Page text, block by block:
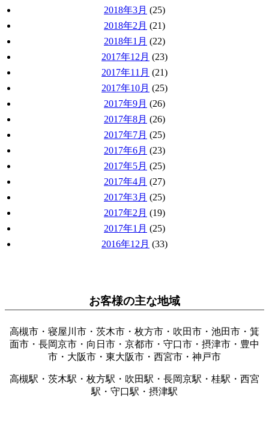
2018年3月 (25)
2018年2月 (21)
2018年1月 (22)
2017年12月 (23)
2017年11月 (21)
2017年10月 (25)
2017年9月 (26)
2017年8月 (26)
2017年7月 (25)
2017年6月 (23)
2017年5月 (25)
2017年4月 (27)
2017年3月 (25)
2017年2月 (19)
2017年1月 (25)
2016年12月 (33)
お客様の主な地域
高槻市・寝屋川市・茨木市・枚方市・吹田市・池田市・箕
面市・長岡京市・向日市・京都市・守口市・摂津市・豊中
市・大阪市・東大阪市・西宮市・神戸市
高槻駅・茨木駅・枚方駅・吹田駅・長岡京駅・桂駅・西宮
駅・守口駅・摂津駅